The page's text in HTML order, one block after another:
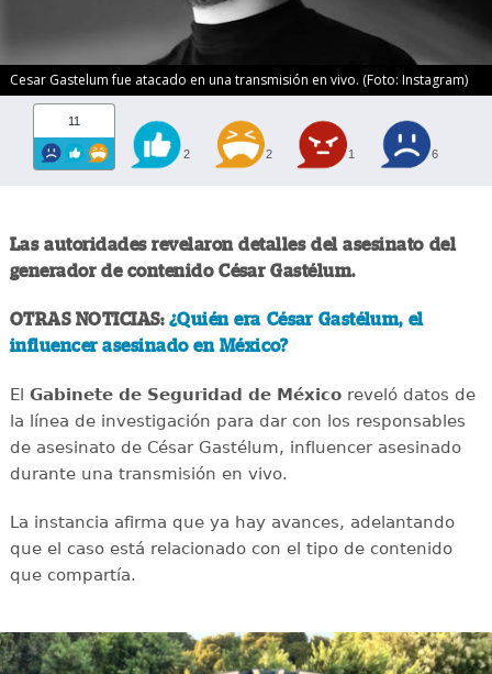
Cesar Gastelum fue atacado en una transmisión en vivo. (Foto: Instagram)
11
2 2 1 6
Las autoridades revelaron detalles del asesinato del
generador de contenido César Gastélum.
OTRAS NOTICIAS: ¿Quién era César Gastélum, el
influencer asesinado en México?
El Gabinete de Seguridad de Méxicoreveló datos de
la línea de investigación para dar con los responsables
de asesinato de César Gastélum, influencer asesinado
durante una transmisión en vivo.
La instancia afirma que ya hay avances, adelantando
que el caso está relacionado con el tipo de contenido
que compartía.